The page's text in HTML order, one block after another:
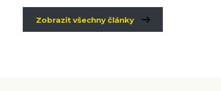
Zobrazit všechny články